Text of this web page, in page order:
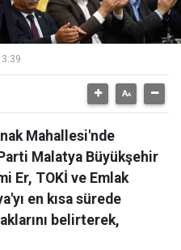
Mahallesi'nde
Malatya Büyükşehir
Er, TOKİ ve Emlak
en kısa sürede
belirterek,